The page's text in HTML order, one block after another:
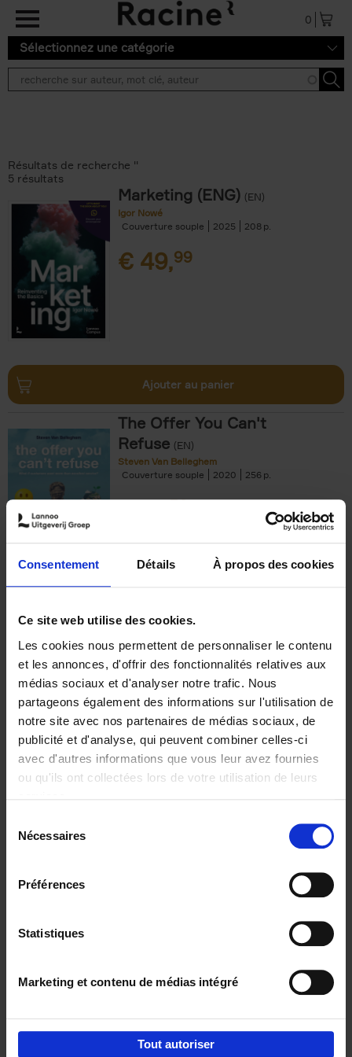
Consentement Détails À propos des cookies
Ce site web utilise des cookies.
Les cookies nous permettent de personnaliser le contenu
et les annonces, d'offrir des fonctionnalités relatives aux
médias sociaux et d'analyser notre trafic. Nous
partageons également des informations sur l'utilisation de
notre site avec nos partenaires de médias sociaux, de
publicité et d'analyse, qui peuvent combiner celles-ci
avec d'autres informations que vous leur avez fournies
ou qu'ils ont collectées lors de votre utilisation de leurs
Nécessaires
Préférences
Statistiques
Marketing et contenu de médias intégré
Tout autoriser
Aller au contenu principal
0
Sélectionnez une catégorie
Résultats de recherche ''
5 résultats
Marketing (ENG) (EN)
Igor Nowé
Couverture souple
2025 208
€ 49,99
Ajouter au panier
The Offer You Can't
Refuse (EN)
Steven Van Belleghem
Couverture souple
2020 256
€37,50
Building Bonds = Building
Business
Jochen Roef Jozefien De Feyter
Carolien Boom
Couverture souple
2025 200
€29,99
Digital marketing like a PRO -
completely revised edition (EN)